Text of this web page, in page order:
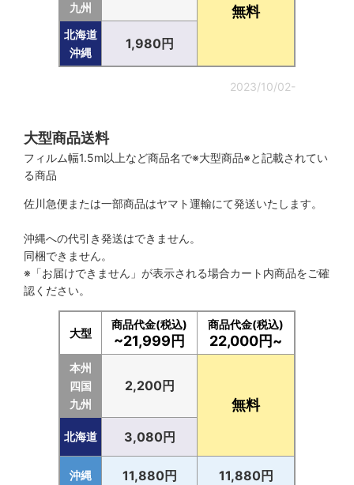
九州
無料
北海道
沖縄
1,980円
2023/10/02-
大型商品送料
フィルム幅1.5m以上など商品名で※大型商品※と記載されてい
る商品
佐川急便または一部商品はヤマト運輸にて発送いたします。
沖縄への代引き発送はできません。
同梱できません。
※「お届けできません」が表示される場合カート内商品をご確
認ください。
大型
商品代金(税込)
~21,999円
商品代金(税込)
22,000円~
本州
四国
九州
2,200円
無料
北海道 3,080円
沖縄 11,880円 11,880円